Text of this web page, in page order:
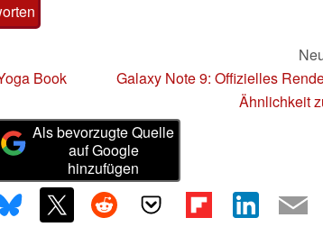
Book
Galaxy Note 9: Offizielles
Ähnlichkeit
Als bevorzugte Quelle
auf Google
hinzufügen